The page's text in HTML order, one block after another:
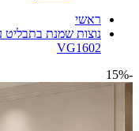
ראשי
נוצות שמנת בתבליט
VG1602
-15%